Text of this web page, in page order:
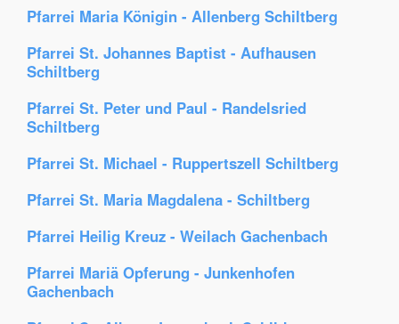
Pfarrei Maria Königin - Allenberg Schiltberg
Pfarrei St. Johannes Baptist - Aufhausen
Schiltberg
Pfarrei St. Peter und Paul - Randelsried
Schiltberg
Pfarrei St. Michael - Ruppertszell Schiltberg
Pfarrei St. Maria Magdalena - Schiltberg
Pfarrei Heilig Kreuz - Weilach Gachenbach
Pfarrei Mariä Opferung - Junkenhofen
Gachenbach